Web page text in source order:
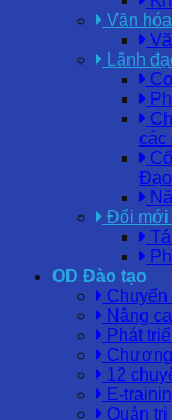
Văn hóa
Lãnh
các
Đạo
Đổi mới
OD Đào tạo
Nâng
Phát
12
E-
Quản